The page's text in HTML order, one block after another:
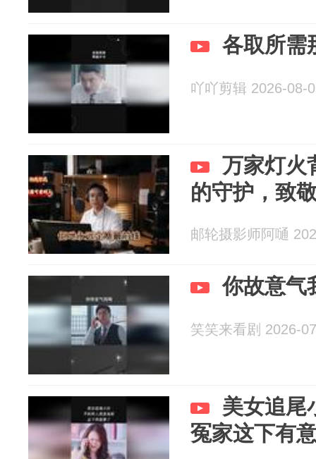
各取所需
吖吖剪辑 2026-08-
万家灯火
的守护，致
邮轮摄影师阿嗵
你故意气
笑笑来看剧 2026-
美女追尾
冤家这下有